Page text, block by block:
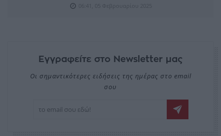
Εγγραφείτε στο Newsletter μας
Οι σημαντικότερες ειδήσεις της ημέρας στο email
σου